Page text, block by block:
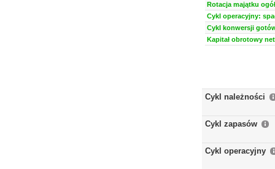
Rotacja majątku
Cykl operacyjny:
Cykl konwersji
Kapitał obrotowy
Cykl należności
Cykl zapasów
Cykl operacyjny